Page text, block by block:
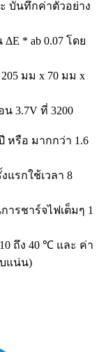
บันทึกค่าตัวอย่าง
* ab 0.07 โดย
มม x 70 มม x
3.7V ที่ 3200
หรือ มากกว่า 1.6
แรกใช้เวลา 8
ารชาร์จไฟเต็มๆ 1
ถึง 40 ℃ และ ค่า
แน่น)